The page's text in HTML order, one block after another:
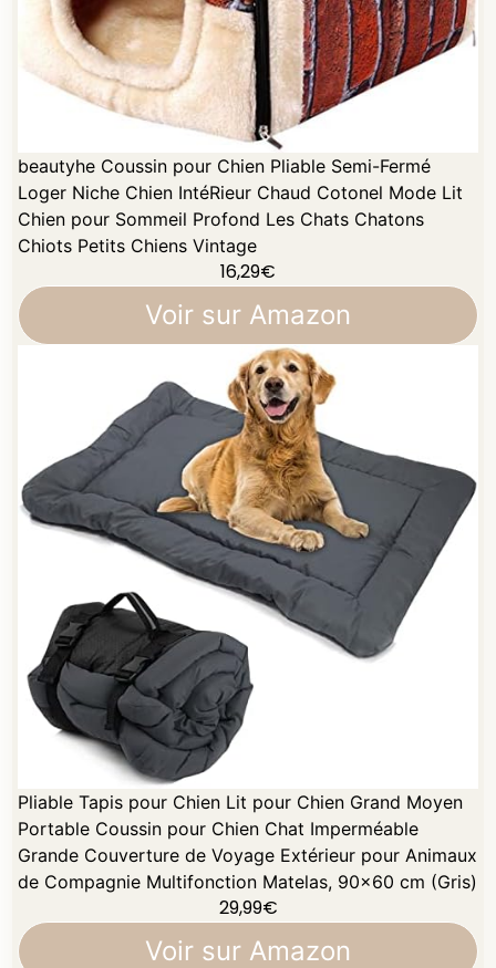
beautyhe Coussin pour Chien Pliable Semi-Fermé
Loger Niche Chien IntéRieur Chaud Cotonel Mode Lit
Chien pour Sommeil Profond Les Chats Chatons
Chiots Petits Chiens Vintage
16,29€
Voir sur Amazon
Pliable Tapis pour Chien Lit pour Chien Grand Moyen
Portable Coussin pour Chien Chat Imperméable
Grande Couverture de Voyage Extérieur pour Animaux
de Compagnie Multifonction Matelas, 90x60 cm (Gris)
29,99€
Voir sur Amazon